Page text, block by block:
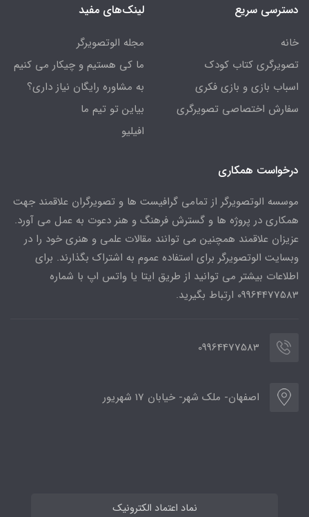
دسترسی سریع
خانه
تصویرگری کتاب کودک
اسباب بازی و بازی فکری
سفارش اختصاصی تصویرگری
لینک‌های مفید
مجله الوتصویرگر
ما کی هستیم و چیکار می کنیم
به مشاوره رایگان نیاز داری؟
بیاین تو تیم ما
افیلیو
درخواست همکاری
موسسه الوتصویرگر از تمامی گرافیست ها و تصویرگران علاقمند جهت
همکاری در پروژه ها و گسترش فرهنگ و هنر دعوت به عمل می آورد.
عزیزان علاقمند همچنین می توانند مقالات علمی و هنری خود را در
وبسایت الوتصویرگر برای استفاده عموم به اشتراک بگذارند. برای
اطلاعات بیشتر می توانید از طریق ایتا یا واتس اپ با شماره
09964477583 ارتباط بگیرید.
09964477583
اصفهان- ملک شهر- خیابان 17 شهریور
نماد اعتماد الکترونیک